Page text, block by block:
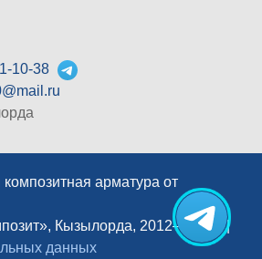
10-38
арматура от
Кызылорда, 2012–2026
|
данных